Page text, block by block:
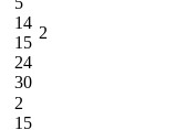
14
15
24
30
2
2
15